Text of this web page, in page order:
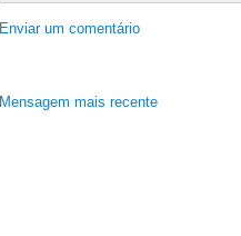
Enviar um comentário
Mensagem mais recente